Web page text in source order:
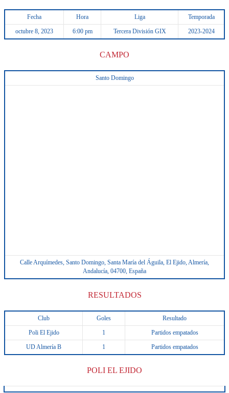
Fecha Hora Liga Temporada
octubre 8, 2023 6:00 pm Tercera División GIX 2023-2024
CAMPO
Santo Domingo
Calle Arquímedes, Santo Domingo, Santa María del Águila, El Ejido, Almería,
Andalucía, 04700, España
RESULTADOS
Club Goles Resultado
Poli El Ejido 1 Partidos empatados
UD Almería B 1 Partidos empatados
POLI EL EJIDO